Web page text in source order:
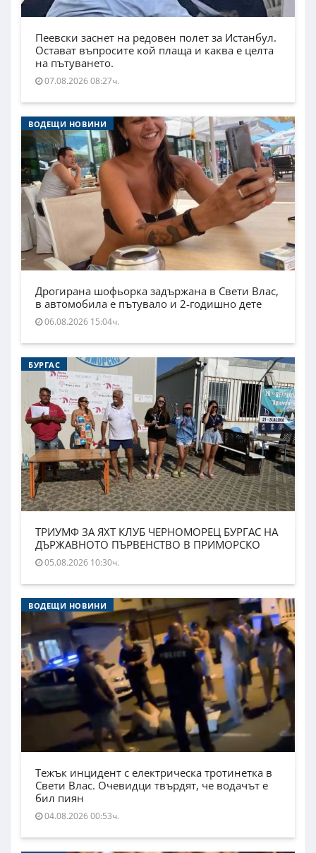
Пеевски заснет на редовен полет за Истанбул.
Остават въпросите кой плаща и каква е целта
на пътуването.
07.08.2026 08:27ч.
ВОДЕЩИ НОВИНИ
Дрогирана шофьорка задържана в Свети Влас,
в автомобила е пътувало и 2-годишно дете
06.08.2026 15:04ч.
БУРГАС
ТРИУМФ ЗА ЯХТ КЛУБ ЧЕРНОМОРЕЦ БУРГАС НА
ДЪРЖАВНОТО ПЪРВЕНСТВО В ПРИМОРСКО
05.08.2026 10:30ч.
ВОДЕЩИ НОВИНИ
Тежък инцидент с електрическа тротинетка в
Свети Влас. Очевидци твърдят, че водачът е
бил пиян
04.08.2026 00:53ч.